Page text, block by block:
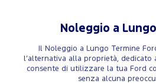
Noleggio a
Il Noleggio a Lungo Termine
l’alternativa alla proprietà, dedicato
consente di utilizzare la tua Ford
senza alcuna